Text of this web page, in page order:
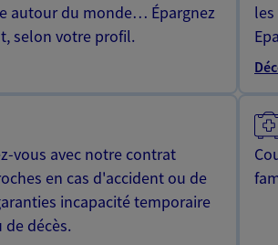
autour du monde… Épargnez
selon votre profil.
vous avec notre contrat
en cas d'accident ou de
incapacité temporaire
décès.